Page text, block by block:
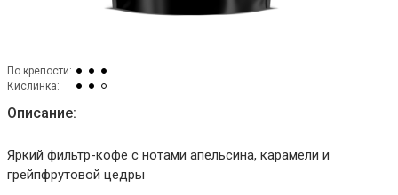
По крепости:
Кислинка:
Описание:
Яркий фильтр-кофе с нотами апельсина, карамели и
грейпфрутовой цедры